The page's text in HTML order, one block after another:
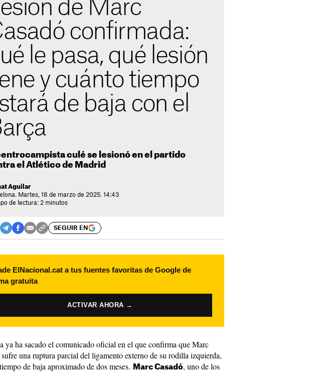
de Marc
confirmada:
le pasa, qué lesión
y cuánto tiempo
de baja con el
culé se lesionó en el partido
el Atlético de Madrid
Aguilar
Martes, 18 de marzo de 2025. 14:43
de lectura: 2 minutos
SEGUIR EN
ElNacional.cat a tus fuentes favoritas de Google de
gratuita
ACTIVAR AHORA →
ya ha sacado el comunicado oficial en el que confirma que Marc
una ruptura parcial del ligamento externo de su rodilla izquierda,
de baja aproximado de dos meses. Marc Casadó, uno de los